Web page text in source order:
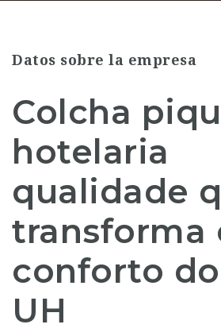
Datos sobre la empresa
Colcha
hotelaria
qualidade
transforma
conforto
UH